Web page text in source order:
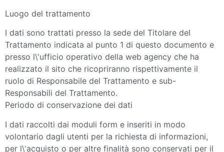
Luogo del trattamento
I dati sono trattati presso la sede del Titolare del
Trattamento indicata al punto 1 di questo documento e
presso l\'ufficio operativo della web agency che ha
realizzato il sito che ricopriranno rispettivamente il
ruolo di Responsabile del Trattamento e sub-
Responsabili del Trattamento.
Periodo di conservazione dei dati
I dati raccolti dai moduli form e inseriti in modo
volontario dagli utenti per la richiesta di informazioni,
per l\'acquisto o per altre finalità sono conservati per il